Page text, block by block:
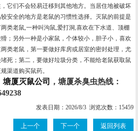
它们不会轻易迁移到其他地方。当居住地被破坏
安全的地方是老鼠的习惯性选择。灭鼠的前提是
类老鼠,一种叫沟鼠,爱打洞,喜欢在下水道、顶棚
；另外一种是小家鼠，个体较小，胆子小，喜欢
类老鼠，第一要做好库房或居室的密封处理，尤
死；第二，要做好垃圾分类，不能给老鼠获取鼠
渠道购买鼠药。
塘厦灭鼠公司
，塘厦杀臭虫热线：
发表日期：2026/8/3 浏览次数：15459
上一个 下一个 返回列表